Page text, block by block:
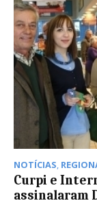
NOTÍCIAS
Curpi e
assinalaram